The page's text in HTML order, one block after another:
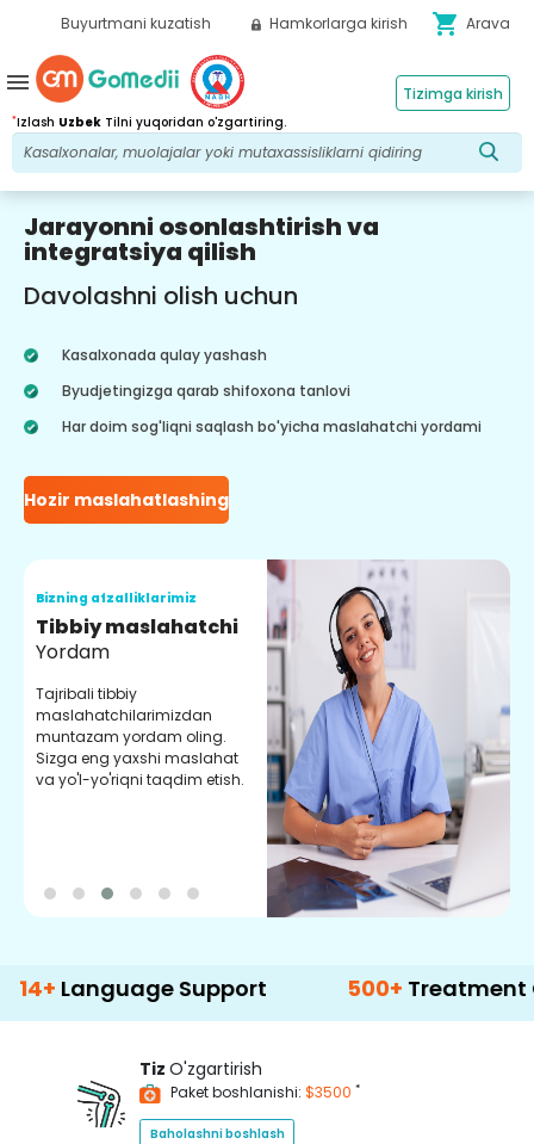
Buyurtmani kuzatish Hamkorlarga kirish shopping_cart Arava
*Izlash Uzbek Tilni yuqoridan o'zgartiring.
Tizimga kirish
menu
Jarayonni osonlashtirish va
integratsiya qilish
Davolashni olish uchun
Kasalxonada qulay yashash
Byudjetingizga qarab shifoxona tanlovi
Har doim sog'liqni saqlash bo'yicha maslahatchi yordami
Hozir maslahatlashing
Bizning afzalliklarimiz
Tibbiy maslahatchi
Yordam
Tajribali tibbiy
maslahatchilarimizdan
muntazam yordam oling.
Sizga eng yaxshi maslahat
va yo'l-yo'riqni taqdim etish.
Support 500+ Treatment Options
Tiz O'zgartirish
Paket boshlanishi: $3500 *
Baholashni boshlash